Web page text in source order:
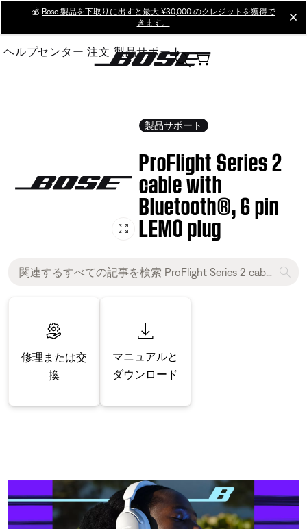
Main
💰 Bose 製品を下取りに出すと最大 ¥30,000 のクレジットを獲得で
きます。
ヘルプセンター 注文 製品サポート
製品サポート
ProFlight Series 2
cable with
Bluetooth®, 6 pin
LEMO plug
修理または交
換
マニュアルと
ダウンロード